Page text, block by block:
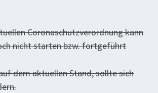
Coronaschutzverordnung kann
nicht starten bzw. fortgeführt
dem aktuellen Stand, sollte sich